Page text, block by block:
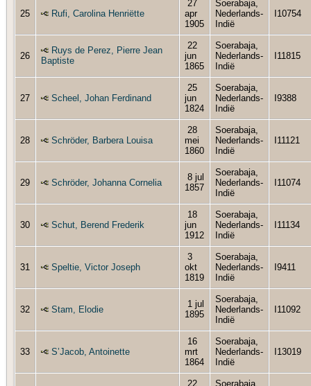
25 Rufi, Carolina Henriëtte
27
apr
1905
Soerabaja,
Nederlands-
Indië
I10754
26
Ruys de Perez, Pierre Jean
Baptiste
22
jun
1865
Soerabaja,
Nederlands-
Indië
I11815
27 Scheel, Johan Ferdinand
25
jun
1824
Soerabaja,
Nederlands-
Indië
I9388
28 Schröder, Barbera Louisa
28
mei
1860
Soerabaja,
Nederlands-
Indië
I11121
29 Schröder, Johanna Cornelia
8 jul
1857
Soerabaja,
Nederlands-
Indië
I11074
30 Schut, Berend Frederik
18
jun
1912
Soerabaja,
Nederlands-
Indië
I11134
31 Speltie, Victor Joseph
3
okt
1819
Soerabaja,
Nederlands-
Indië
I9411
32 Stam, Elodie
1 jul
1895
Soerabaja,
Nederlands-
Indië
I11092
33 S’Jacob, Antoinette
16
mrt
1864
Soerabaja,
Nederlands-
Indië
I13019
22
Soerabaja,